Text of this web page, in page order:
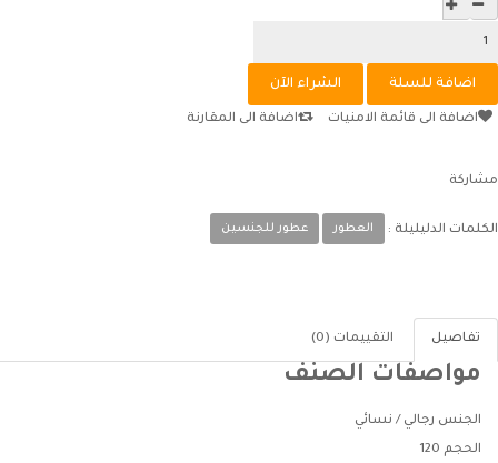
اضافة الى قائمة الامنيات اضافة الى المقارنة
مشاركة
الكلمات الدليليلة : العطور عطور للجنسين
تفاصيل التقييمات (0)
مواصفات الصنف
الجنس رجالي / نسائي
الحجم 120